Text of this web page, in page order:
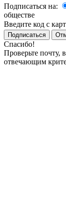
Подписаться на:
обществе
Введите код с
Подписаться
Спасибо!
Проверьте почту,
отвечающим